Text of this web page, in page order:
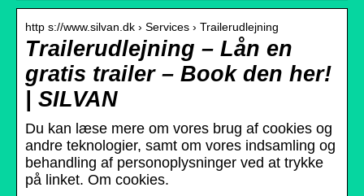
http s://www.silvan.dk › Services › Trailerudlejning
Trailerudlejning – Lån en
gratis trailer – Book den her!
| SILVAN
Du kan læse mere om vores brug af cookies og
andre teknologier, samt om vores indsamling og
behandling af personoplysninger ved at trykke
på linket. Om cookies.